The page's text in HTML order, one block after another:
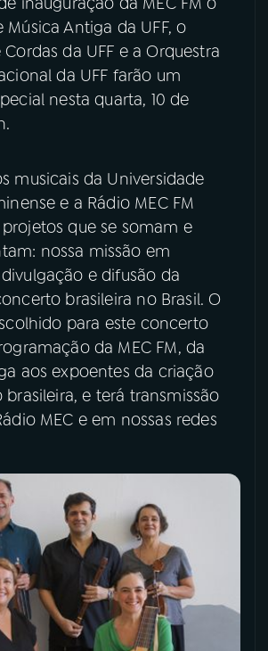
Facebook
X
Antiga da UFF, o
da UFF e a Orquestra
da UFF farão um
nesta quarta, 10 de
musicais da Universidade
e a Rádio MEC FM
que se somam e
nossa missão em
e difusão da
brasileira no Brasil. O
para este concerto
da MEC FM, da
aos expoentes da criação
e terá transmissão
MEC e em nossas redes